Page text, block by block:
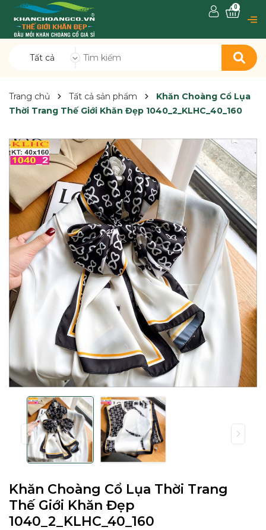
Tất cả
0
Trang chủ Tất cả sản phẩm
Khăn Choàng Cổ Lụa
Thời Trang Thế Giới Khăn Đẹp 1040_2_KLHC_40_160
Khăn Choàng Cổ Lụa Thời Trang
Thế Giới Khăn Đẹp
1040_2_KLHC_40_160